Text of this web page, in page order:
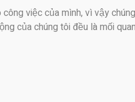
việc của mình, vì vậy chúng
của chúng tôi đều là mối quan